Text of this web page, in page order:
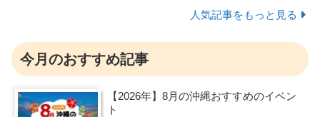
人気記事をもっと見る
今月のおすすめ記事
【2026年】8月の沖縄おすすめのイベン
ト